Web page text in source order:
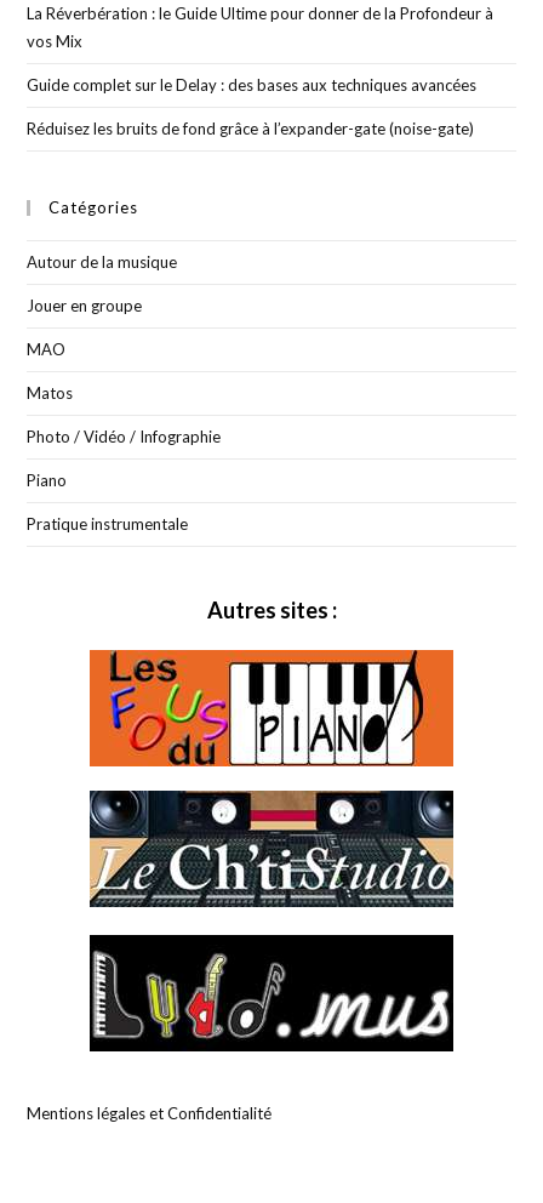
La Réverbération : le Guide Ultime pour donner de la Profondeur à
vos Mix
Guide complet sur le Delay : des bases aux techniques avancées
Réduisez les bruits de fond grâce à l’expander-gate (noise-gate)
Catégories
Autour de la musique
Jouer en groupe
MAO
Matos
Photo / Vidéo / Infographie
Piano
Pratique instrumentale
Autres sites :
Mentions légales et Confidentialité